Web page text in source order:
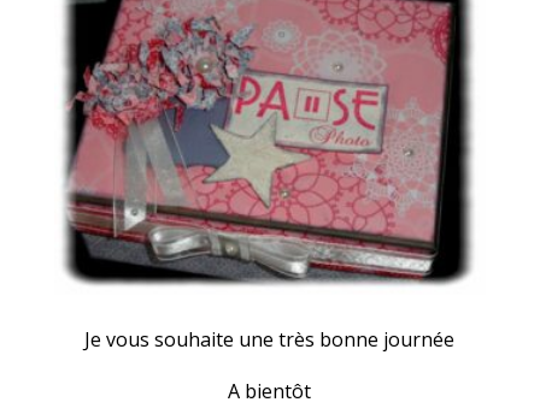
Je vous souhaite une très bonne journée
A bientôt